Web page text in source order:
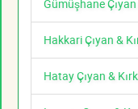
Gümüşhane
Hakkari Çıyan &
Hatay Çıyan &